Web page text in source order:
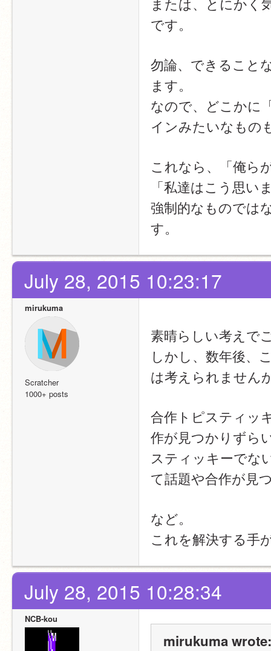
です。
勿論、できること
ます。
なので、どこかに
インみたいなもの
これなら、「俺ら
「私達はこう思
強制的なものでは
す。
July 28, 2015 10:23:17
mirukuma
Scratcher
1000+ posts
素晴らしい考えで
しかし、数年後、
は考えられません
合作トピスティッ
作が見つかりずら
スティッキーでな
て話題や合作が見
など。
これを解決する手
July 28, 2015 10:28:34
NCB-kou
mirukuma wrote: